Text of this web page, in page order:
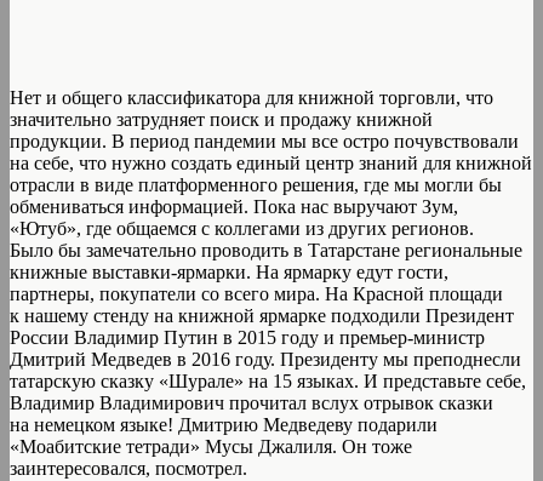
Нет и общего классификатора для книжной торговли, что
значительно затрудняет поиск и продажу книжной
продукции. В период пандемии мы все остро почувствовали
на себе, что нужно создать единый центр знаний для книжной
отрасли в виде платформенного решения, где мы могли бы
обмениваться информацией. Пока нас выручают Зум,
«Ютуб», где общаемся с коллегами из других регионов.
Было бы замечательно проводить в Татарстане региональные
книжные выставки-ярмарки. На ярмарку едут гости,
партнеры, покупатели со всего мира. На Красной площади
к нашему стенду на книжной ярмарке подходили Президент
России Владимир Путин в 2015 году и премьер-министр
Дмитрий Медведев в 2016 году. Президенту мы преподнесли
татарскую сказку «Шурале» на 15 языках. И представьте себе,
Владимир Владимирович прочитал вслух отрывок сказки
на немецком языке! Дмитрию Медведеву подарили
«Моабитские тетради» Мусы Джалиля. Он тоже
заинтересовался, посмотрел.